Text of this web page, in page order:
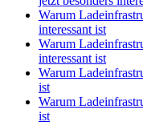
Warum
interessant ist
Warum
interessant ist
Warum
ist
Warum
ist